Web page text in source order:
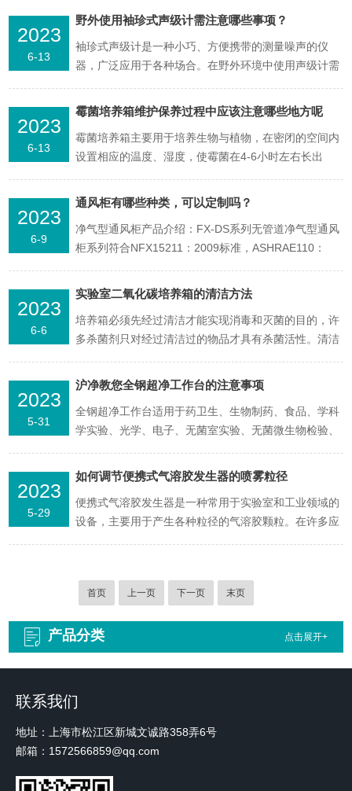
响。本文将探讨这个问题，并提供相应的技术解释。首
先我们需要了解什么是气溶胶发生器？简单地说，它是
一种通过能够产生小颗粒物或可吸入微粒（PM）的机
制来过滤污染...
2023
6-13
野外使用袖珍式声级计需注意哪些事项？
袖珍式声级计是一种小巧、方便携带的测量噪声的仪
器，广泛应用于各种场合。在野外环境中使用声级计需
点进行测量。由于自然环境的复杂性，如风、水流、动
物等声源对噪声测量的影响很大，因此测量时应尽可能
避免这些干扰，并且选择相对静谧的时间段和位置进行
测量，以确保数...
2023
6-13
霉菌培养箱维护保养过程中应该注意哪些地方呢
霉菌培养箱主要用于培养生物与植物，在密闭的空间内
设置相应的温度、湿度，使霉菌在4-6小时左右长出
抗霉能力和发霉程度。是人工三防气候中的一种重要检
作储藏菌种、生物培养、是科研实验室必需测试设备，
用于测试和判...
2023
6-9
通风柜有哪些种类，可以定制吗？
净气型通风柜产品介绍：FX-DS系列无管道净气型通风
柜系列符合NFX15211：2009标准，ASHRAE110：
ISO9001认证。产品是专为保护实验室人员在实验操作
毒有害的、可致病的或毒性...
2023
6-6
实验室二氧化碳培养箱的清洁方法
培养箱必须先经过清洁才能实现消毒和灭菌的目的，许
多杀菌剂只对经过清洁过的物品才具有杀菌活性。清洁
容的试剂进行清洁、消毒。①清洁箱体表面：先拂去表
如果有污物则用低浓度的清洁剂清洗，然后擦干。②清
洗箱体内部：...
2023
5-31
沪净教您全钢超净工作台的注意事项
全钢超净工作台适用于药卫生、生物制药、食品、学科
学实验、光学、电子、无菌室实验、无菌微生物检验、
产部门。也可连接成装配生产线具有低噪声、可移动性
等特点。它的使用对改善工艺条件,提高产品质量和增大
成品率均有良好效果。1、基本安全事项●本产品属室内
适用型，...
2023
5-29
如何调节便携式气溶胶发生器的喷雾粒径
便携式气溶胶发生器是一种常用于实验室和工业领域的
设备，主要用于产生各种粒径的气溶胶颗粒。在许多应
方面介绍如何调整便携式气溶胶发生器的喷雾粒径。
1、了解气溶胶发生器工作原理，在调整喷雾粒径前，
首页 上一页 下一页 末页
产品分类 点击展开+
联系我们
地址：上海市松江区新城文诚路358弄6号
邮箱：1572566859@qq.com